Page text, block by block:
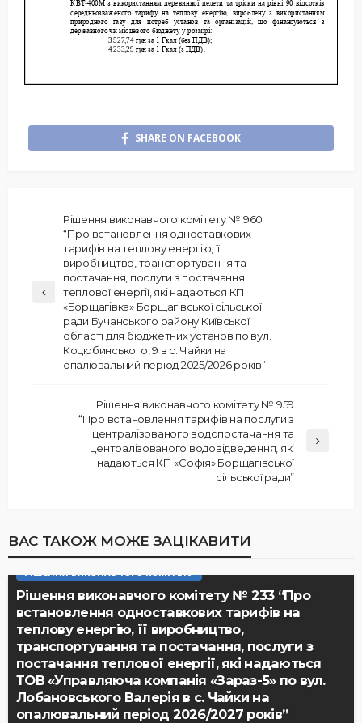
SHARE ON FACEBOOK
Рішення виконавчого комітету № 960
“Про встановлення одноставкових
тарифів на теплову енергію, її
виробництво, транспортування та
постачання, послуги з постачання
теплової енергії, які надаються КП
«Борщагівка» Борщагівської сільської
ради Бучанського району Київської
області для бюджетних установ по вул.
Коцюбинського, 9 в с. Чайки на
опалювальний період 2025/2026 років”
Рішення виконавчого комітету № 959
“Про встановлення тарифів на послуги з
централізованого водопостачання та
централізованого водовідведення, які
надаються КП «Софія» Борщагівської
сільської ради”
ВАС ТАКОЖ МОЖЕ ЗАЦІКАВИТИ
Рішення виконавчого комітету № 233 “Про
встановлення одноставкових тарифів на
теплову енергію, її виробництво,
транспортування та постачання, послуги з
постачання теплової енергії, які надаються
ТОВ «Управляюча компанія «Зараз-5» по вул.
Лобановського Валерія в с. Чайки на
опалювальний період 2026/2027 років”